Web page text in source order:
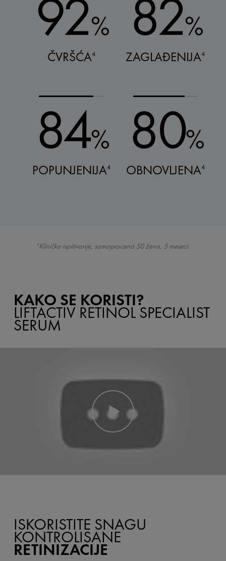
92%
ČVRŠĆA4
84%
POPUNJENIJA4
82%
ZAGLAĐENIJA4
80%
OBNOVLJENA4
4Kliničko ispitivanje, samoprocena 50 žena, 5 meseci.
KAKO SE KORISTI?
LIFTACTIV RETINOL SPECIALIST
SERUM
ISKORISTITE SNAGU
KONTROLISANE
RETINIZACIJE